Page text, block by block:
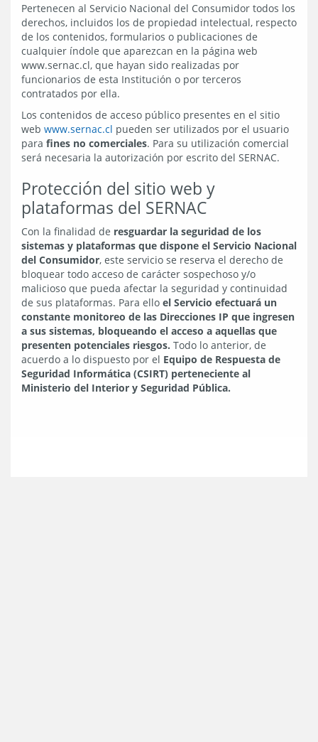
Pertenecen al Servicio Nacional del Consumidor todos los
derechos, incluidos los de propiedad intelectual, respecto
de los contenidos, formularios o publicaciones de
cualquier índole que aparezcan en la página web
www.sernac.cl, que hayan sido realizadas por
funcionarios de esta Institución o por terceros
contratados por ella.
Los contenidos de acceso público presentes en el sitio
web www.sernac.cl pueden ser utilizados por el usuario
para fines no comerciales. Para su utilización comercial
será necesaria la autorización por escrito del SERNAC.
Protección del sitio web y
plataformas del SERNAC
Con la finalidad de resguardar la seguridad de los
sistemas y plataformas que dispone el Servicio Nacional
del Consumidor, este servicio se reserva el derecho de
bloquear todo acceso de carácter sospechoso y/o
malicioso que pueda afectar la seguridad y continuidad
de sus plataformas. Para ello el Servicio efectuará un
constante monitoreo de las Direcciones IP que ingresen
a sus sistemas, bloqueando el acceso a aquellas que
presenten potenciales riesgos. Todo lo anterior, de
acuerdo a lo dispuesto por el Equipo de Respuesta de
Seguridad Informática (CSIRT) perteneciente al
Ministerio del Interior y Seguridad Pública.